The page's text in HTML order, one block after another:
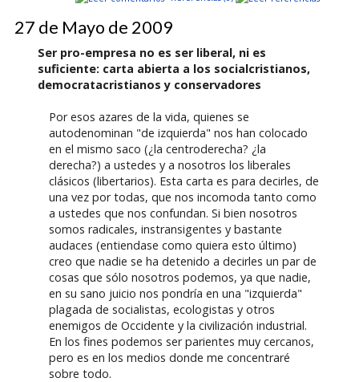
27 de Mayo de 2009
Ser pro-empresa no es ser liberal, ni es
suficiente: carta abierta a los socialcristianos,
democratacristianos y conservadores
Por esos azares de la vida, quienes se
autodenominan "de izquierda" nos han colocado
en el mismo saco (¿la centroderecha? ¿la
derecha?) a ustedes y a nosotros los liberales
clásicos (libertarios). Esta carta es para decirles, de
una vez por todas, que nos incomoda tanto como
a ustedes que nos confundan. Si bien nosotros
somos radicales, instransigentes y bastante
audaces (entiendase como quiera esto último)
creo que nadie se ha detenido a decirles un par de
cosas que sólo nosotros podemos, ya que nadie,
en su sano juicio nos pondría en una "izquierda"
plagada de socialistas, ecologistas y otros
enemigos de Occidente y la civilización industrial.
En los fines podemos ser parientes muy cercanos,
pero es en los medios donde me concentraré
sobre todo.